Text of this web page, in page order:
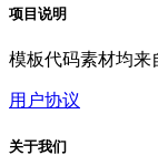
项目说明
模板代码素材均来
用户协议
关于我们